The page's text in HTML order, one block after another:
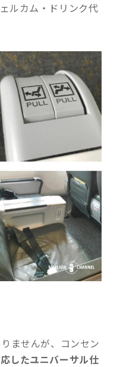
ルカム・ドリンク代
ませんが、コンセン
したユニバーサル仕